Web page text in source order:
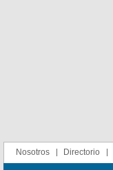
Nosotros Directorio